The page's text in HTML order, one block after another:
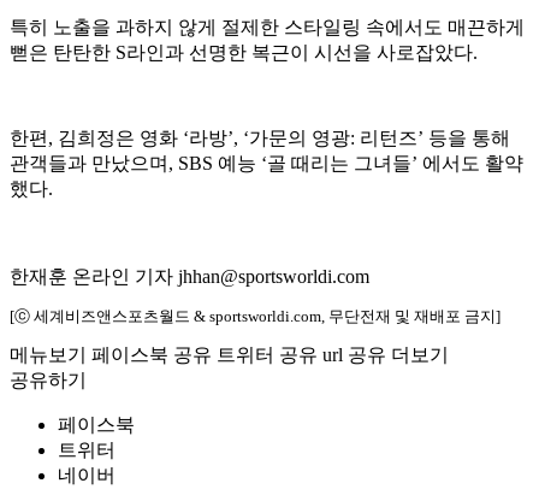
특히 노출을 과하지 않게 절제한 스타일링 속에서도 매끈하게
뻗은 탄탄한 S라인과 선명한 복근이 시선을 사로잡았다.
한편, 김희정은 영화 ‘라방’, ‘가문의 영광: 리턴즈’ 등을 통해
관객들과 만났으며, SBS 예능 ‘골 때리는 그녀들’ 에서도 활약
했다.
한재훈 온라인 기자 jhhan@sportsworldi.com
[ⓒ 세계비즈앤스포츠월드 & sportsworldi.com, 무단전재 및 재배포 금지]
메뉴보기 페이스북 공유 트위터 공유 url 공유 더보기
공유하기
페이스북
트위터
네이버